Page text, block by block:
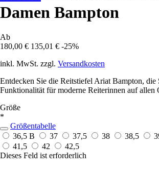
Damen Bampton
Ab
180,00 € 135,01 € -25%
inkl. MwSt. zzgl. Versandkosten
Entdecken Sie die Reitstiefel Ariat Bampton, die
Funktionalität für moderne Reiterinnen auf allen
Größe
*
Größentabelle
36,5 B
37 37,5 38 38,5
41,5
42
42,5
Dieses Feld ist erforderlich